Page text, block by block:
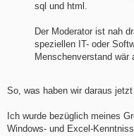
sql und html.
Der Moderator ist nah
speziellen IT- oder
Menschenverstand wär
So, was haben wir daraus
Ich wurde bezüglich meines
Windows- und Excel-